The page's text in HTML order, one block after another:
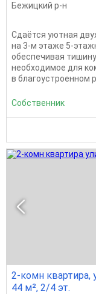
Бежицкий р-н
Сдаётся уютная
на 3-м этаже 5-
обеспечивая
необходимое для
в благоустроенном
Собственник
2-комн квартира,
44 м², 2/4 эт.